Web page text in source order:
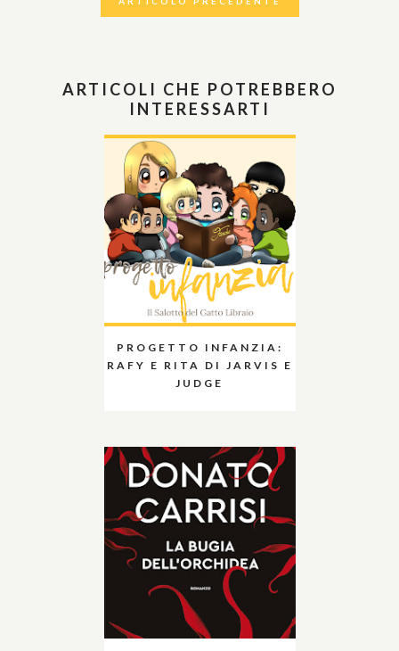
ARTICOLI CHE POTREBBERO
INTERESSARTI
PROGETTO INFANZIA:
RAFY E RITA DI JARVIS E
JUDGE